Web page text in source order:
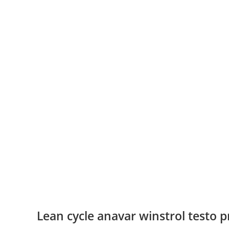
Lean cycle anavar winstrol testo